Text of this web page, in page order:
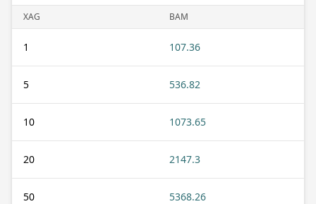
XAG BAM
1 107.36
5 536.82
10 1073.65
20 2147.3
50 5368.26